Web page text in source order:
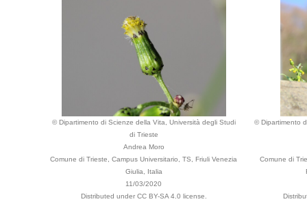
© Dipartimento di Scienze della Vita, Università degli Studi
di Trieste
Andrea Moro
Comune di Trieste, Campus Universitario, TS, Friuli Venezia
Giulia, Italia
11/03/2020
Distributed under CC BY-SA 4.0 license.
© Dipartimento
Comune di